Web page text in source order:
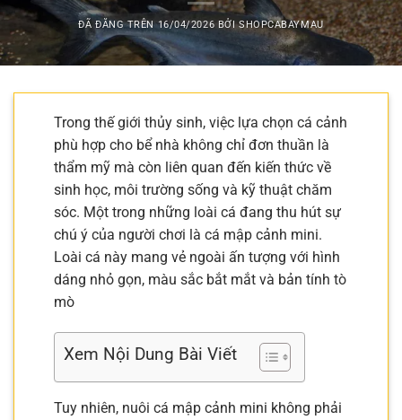
ĐÃ ĐĂNG TRÊN16/04/2026 BỞISHOPCABAYMAU
Trong thế giới thủy sinh, việc lựa chọn cá cảnh
phù hợp cho bể nhà không chỉ đơn thuần là
thẩm mỹ mà còn liên quan đến kiến thức về
sinh học, môi trường sống và kỹ thuật chăm
sóc. Một trong những loài cá đang thu hút sự
chú ý của người chơi là cá mập cảnh mini.
Loài cá này mang vẻ ngoài ấn tượng với hình
dáng nhỏ gọn, màu sắc bắt mắt và bản tính tò
mò
Xem Nội Dung Bài Viết
Tuy nhiên, nuôi cá mập cảnh mini không phải